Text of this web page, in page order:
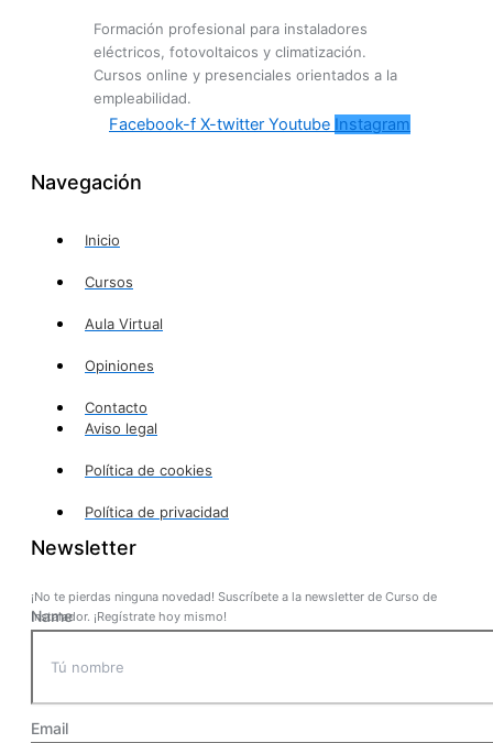
Formación profesional para instaladores
eléctricos, fotovoltaicos y climatización.
Cursos online y presenciales orientados a la
empleabilidad.
Facebook-f X-twitter Youtube Instagram
Navegación
Inicio
Cursos
Aula Virtual
Opiniones
Contacto
Aviso legal
Política de cookies
Política de privacidad
Newsletter
¡No te pierdas ninguna novedad! Suscríbete a la newsletter de Curso de
Instalador. ¡Regístrate hoy mismo!
Name
Email